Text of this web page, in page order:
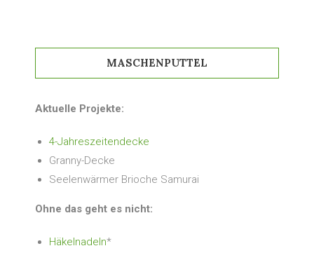
MASCHENPUTTEL
Aktuelle Projekte:
4-Jahreszeitendecke
Granny-Decke
Seelenwärmer Brioche Samurai
Ohne das geht es nicht:
Häkelnadeln*